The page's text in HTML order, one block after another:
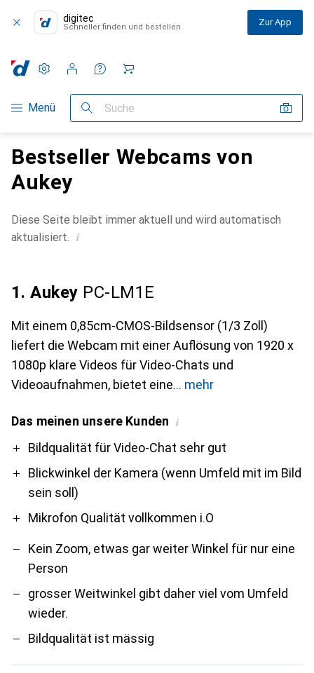
digitec
Schneller finden und bestellen Zur App
Navigation nach Kategorien
Menü Suche
Einstellungen
Kundenkonto
Vergleichslisten
Merklisten
Warenkorb
Bestseller Webcams von
Aukey
Diese Seite bleibt immer aktuell und wird automatisch
aktualisiert. i
1. Aukey PC-LM1E
Mit einem 0,85cm-CMOS-Bildsensor (1/3 Zoll)
liefert die Webcam mit einer Auflösung von 1920 x
1080p klare Videos für Video-Chats und
Videoaufnahmen, bietet eine
mehr
Das meinen unsere Kunden i
ProBildqualität für Video-Chat sehr gut
Blickwinkel der Kamera (wenn Umfeld mit im Bild
sein soll)
Mikrofon Qualität vollkommen i.O
Contra
Kein Zoom, etwas gar weiter Winkel für nur eine
Person
grosser Weitwinkel gibt daher viel vom Umfeld
wieder.
Bildqualität ist mässig